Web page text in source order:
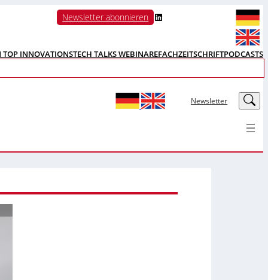
Newsletter abonnieren LinkedIn
TOP INNOVATIONSTECH TALKS WEBINAREFACHZEITSCHRIFTPODCASTS
Newsletter LinkedIn